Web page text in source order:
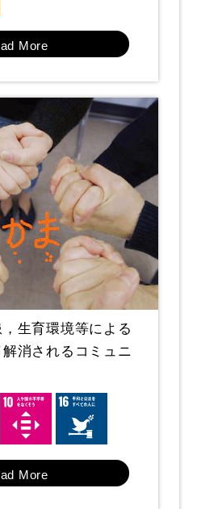
More
生育環境等による
消されるコミュニ
More